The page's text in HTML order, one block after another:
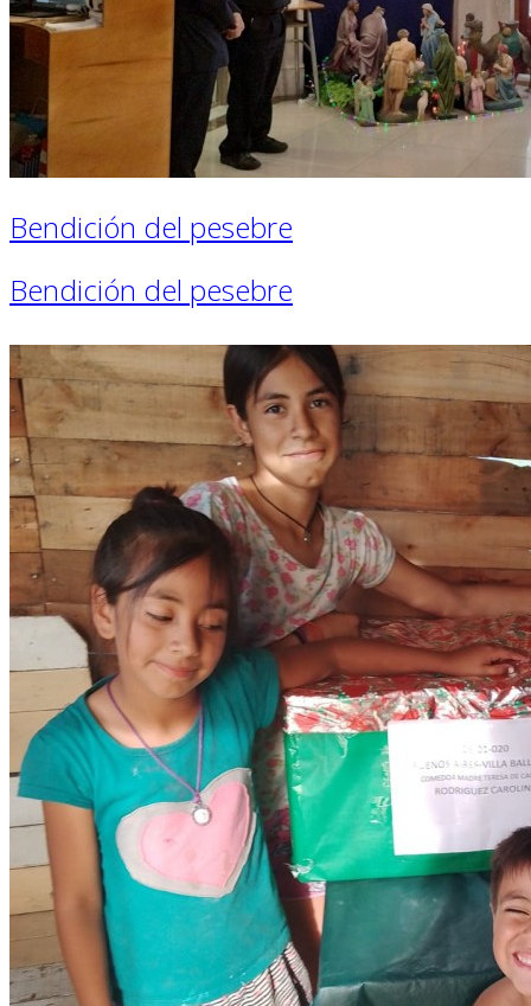
Bendición del pesebre
Bendición del pesebre